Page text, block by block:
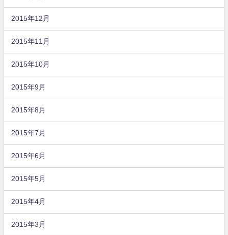
2015年12月
2015年11月
2015年10月
2015年9月
2015年8月
2015年7月
2015年6月
2015年5月
2015年4月
2015年3月